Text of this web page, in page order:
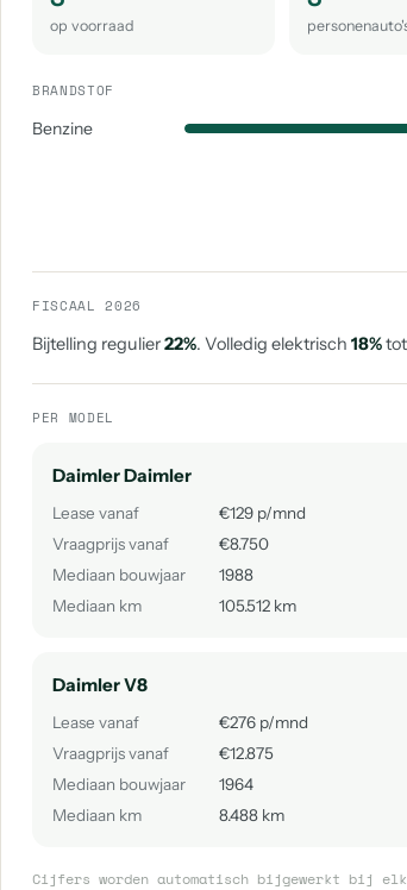
op voorraad
BRANDSTOF
Benzine
FISCAAL 2026
Bijtelling regulier22%. Volledig elektrisch 18%
PER MODEL
Daimler Daimler
Lease vanaf
€129 p/mnd
Vraagprijs vanaf
€8.750
Mediaan bouwjaar
1988
Mediaan km
105.512 km
Daimler V8
Lease vanaf
€276 p/mnd
Vraagprijs vanaf
€12.875
Mediaan bouwjaar
1964
Mediaan km
8.488 km
Cijfers worden automatisch bijgewerkt bij